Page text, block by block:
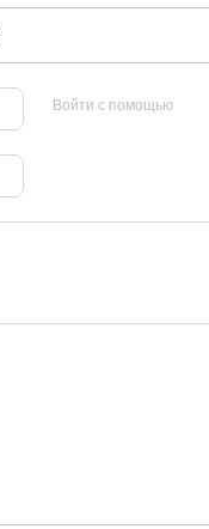
Войти с помощью